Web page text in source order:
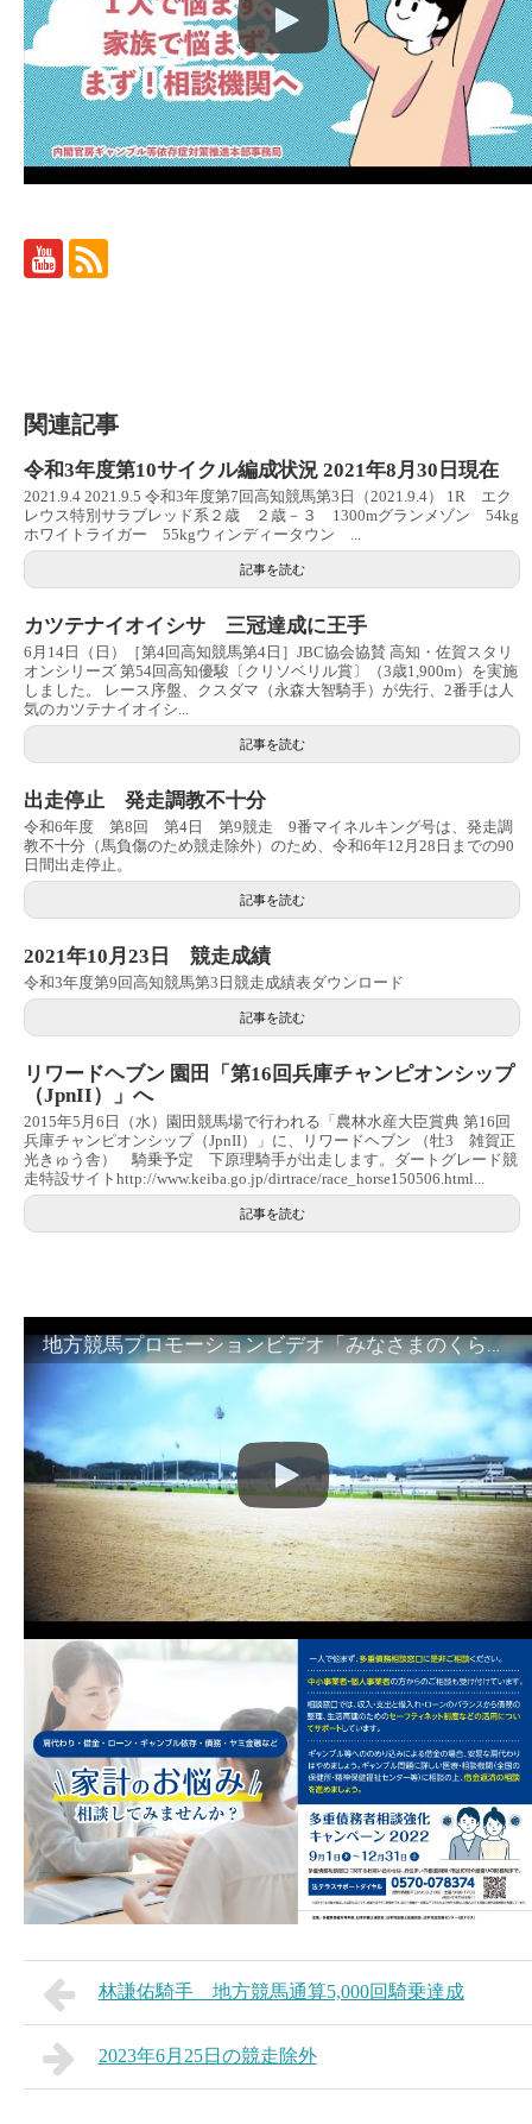
関連記事
令和3年度第10サイクル編成状況 2021年8月30日現在
2021.9.4 2021.9.5 令和3年度第7回高知競馬第3日（2021.9.4） 1R エク
レウス特別サラブレッド系２歳 ２歳－３ 1300mグランメゾン 54kg
ホワイトライガー 55kgウィンディータウン ...
記事を読む
カツテナイオイシサ 三冠達成に王手
6月14日（日）［第4回高知競馬第4日］JBC協会協賛 高知・佐賀スタリ
オンシリーズ 第54回高知優駿〔クリソベリル賞〕（3歳1,900m）を実施
しました。 レース序盤、クスダマ（永森大智騎手）が先行、2番手は人
気のカツテナイオイシ...
記事を読む
出走停止 発走調教不十分
令和6年度 第8回 第4日 第9競走 9番マイネルキング号は、発走調
教不十分（馬負傷のため競走除外）のため、令和6年12月28日までの90
日間出走停止。
記事を読む
2021年10月23日 競走成績
令和3年度第9回高知競馬第3日競走成績表ダウンロード
記事を読む
リワードヘブン 園田「第16回兵庫チャンピオンシップ
（JpnII）」へ
2015年5月6日（水）園田競馬場で行われる「農林水産大臣賞典 第16回
兵庫チャンピオンシップ（JpnII）」に、リワードヘブン （牡3 雑賀正
光きゅう舎） 騎乗予定 下原理騎手が出走します。ダートグレード競
走特設サイトhttp://www.keiba.go.jp/dirtrace/race_horse150506.html...
記事を読む
地方競馬プロモーションビデオ「みなさまのくらしのために」30秒篇｜NAR公式
林謙佑騎手 地方競馬通算5,000回騎乗達成
2023年6月25日の競走除外